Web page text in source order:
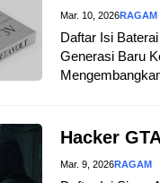
Mar. 10, 2026RAGAM
Daftar Isi
Generasi Baru
Hacker
Mar. 9, 2026RAGAM